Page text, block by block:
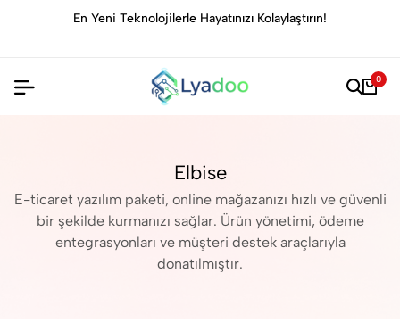
En Yeni Teknolojilerle Hayatınızı Kolaylaştırın!
0
Elbise
E-ticaret yazılım paketi, online mağazanızı hızlı ve güvenli
bir şekilde kurmanızı sağlar. Ürün yönetimi, ödeme
entegrasyonları ve müşteri destek araçlarıyla
donatılmıştır.